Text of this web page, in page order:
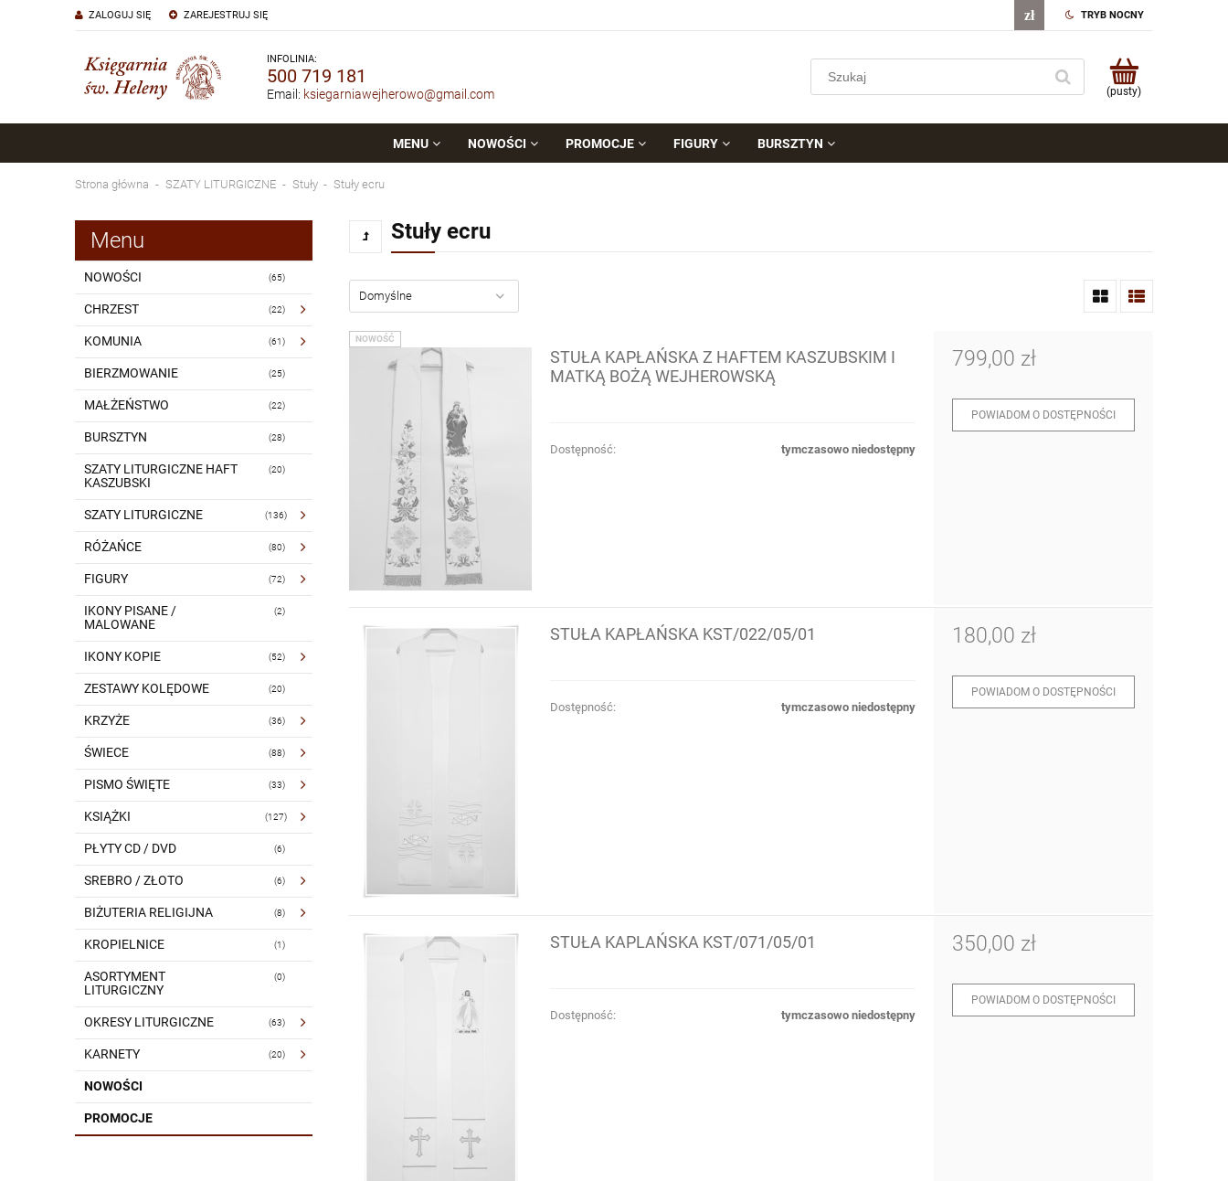
ZAREJESTRUJ SIĘ
ZALOGUJ SIĘ TRYB NOCNY
INFOLINIA:
500 719 181
Email: ksiegarniawejherowo@gmail.com (pusty)
MENU NOWOŚCI PROMOCJE FIGURY BURSZTYN
Strona główna SZATY LITURGICZNE Stuły Stuły ecru
Menu
NOWOŚCI (65)
CHRZEST (22)
KOMUNIA (61)
BIERZMOWANIE (25)
MAŁŻEŃSTWO (22)
BURSZTYN (28)
SZATY LITURGICZNE HAFT
KASZUBSKI
(20)
SZATY LITURGICZNE (136)
RÓŻAŃCE (80)
FIGURY (72)
IKONY PISANE /
MALOWANE
(2)
IKONY KOPIE (52)
ZESTAWY KOLĘDOWE (20)
KRZYŻE (36)
ŚWIECE (88)
PISMO ŚWIĘTE (33)
KSIĄŻKI (127)
PŁYTY CD / DVD (6)
SREBRO / ZŁOTO (6)
BIŻUTERIA RELIGIJNA (8)
KROPIELNICE (1)
ASORTYMENT
LITURGICZNY
(0)
OKRESY LITURGICZNE (63)
KARNETY (20)
NOWOŚCI
PROMOCJE
Stuły ecru
STUŁA KAPŁAŃSKA Z HAFTEM KASZUBSKIM I
MATKĄ BOŻĄ WEJHEROWSKĄ
Dostępność: tymczasowo niedostępny
799,00 zł
POWIADOM O DOSTĘPNOŚCI
NOWOŚĆ
STUŁA KAPŁAŃSKA KST/022/05/01
Dostępność: tymczasowo niedostępny
180,00 zł
POWIADOM O DOSTĘPNOŚCI
STUŁA KAPLAŃSKA KST/071/05/01
Dostępność: tymczasowo niedostępny
350,00 zł
POWIADOM O DOSTĘPNOŚCI